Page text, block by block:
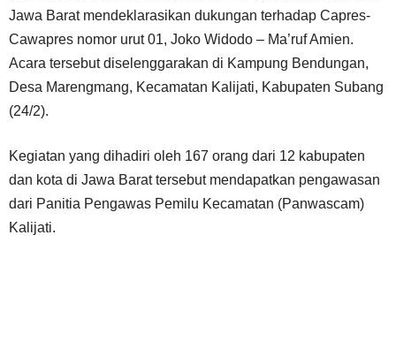
Jawa Barat mendeklarasikan dukungan terhadap Capres-
Cawapres nomor urut 01, Joko Widodo – Ma’ruf Amien.
Acara tersebut diselenggarakan di Kampung Bendungan,
Desa Marengmang, Kecamatan Kalijati, Kabupaten Subang
(24/2).
Kegiatan yang dihadiri oleh 167 orang dari 12 kabupaten
dan kota di Jawa Barat tersebut mendapatkan pengawasan
dari Panitia Pengawas Pemilu Kecamatan (Panwascam)
Kalijati.